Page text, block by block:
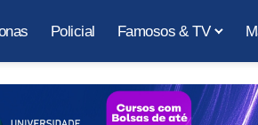
Policial Famosos & TV